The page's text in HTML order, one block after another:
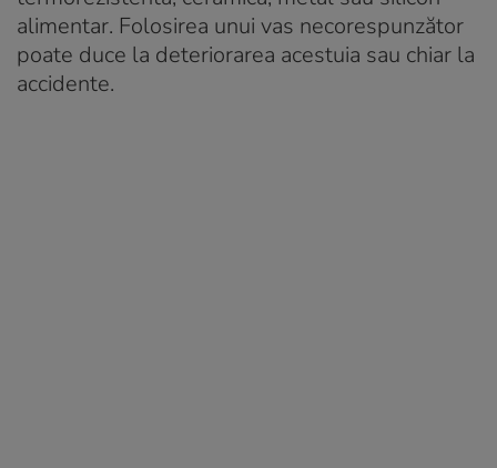
alimentar. Folosirea unui vas necorespunzător
poate duce la deteriorarea acestuia sau chiar la
accidente.